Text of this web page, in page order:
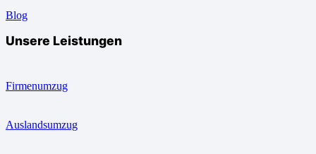
Blog
Unsere Leistungen
Firmenumzug
Auslandsumzug